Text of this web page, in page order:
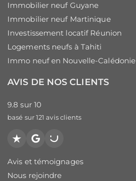
Immobilier neuf Guyane
Immobilier neuf Martinique
Investissement locatif Réunion
Logements neufs à Tahiti
Immo neuf en Nouvelle-Calédonie
AVIS DE NOS CLIENTS
9.8 sur 10
basé sur 121 avis clients
Trustpilot
GooglePagesJaunes
Avis et témoignages
Nous rejoindre